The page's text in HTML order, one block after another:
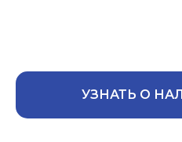
УЗНАТЬ О